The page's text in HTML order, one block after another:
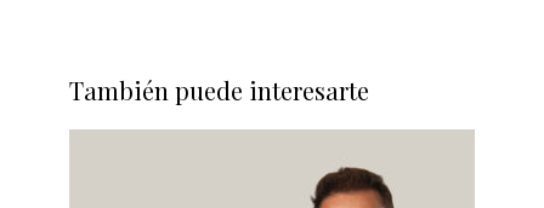
También puede interesarte